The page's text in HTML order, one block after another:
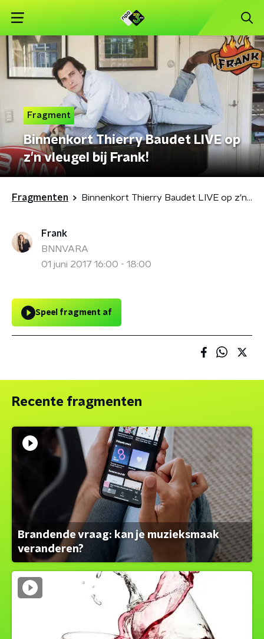
Fragment
Binnenkort Thierry Baudet LIVE op
z'n vleugel bij Frank!
Fragmenten Binnenkort Thierry Baudet LIVE op z'n vleugel bij Frank!
Frank
BNNVARA
01 juni 2017 16:00 - 18:00
Speel fragment af
Recente fragmenten
Brandende vraag: kan je muzieksmaak
veranderen?